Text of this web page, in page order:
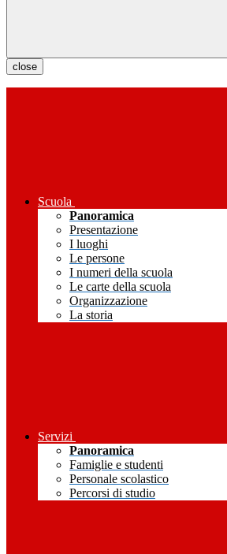
close
Scuola
Panoramica
Presentazione
I luoghi
Le persone
I numeri della scuola
Le carte della scuola
Organizzazione
La storia
Servizi
Panoramica
Famiglie e studenti
Personale scolastico
Percorsi di studio